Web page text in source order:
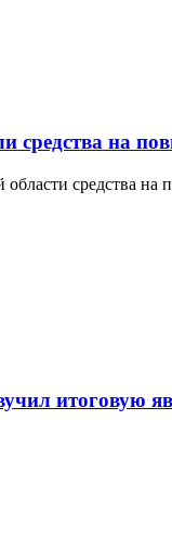
средства на
средства
итоговую